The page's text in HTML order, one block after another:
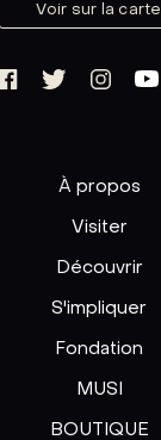
Voir sur la carte
À propos
Visiter
Découvrir
S'impliquer
Fondation
MUSI
BOUTIQUE